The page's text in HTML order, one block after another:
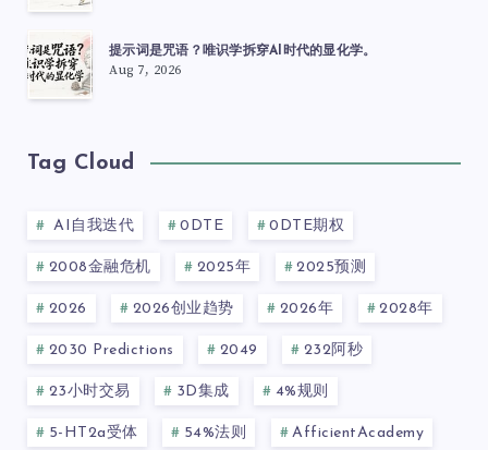
提示词是咒语？唯识学拆穿AI时代的显化学。
Aug 7, 2026
Tag Cloud
AI自我迭代 0DTE 0DTE期权
2008金融危机 2025年 2025预测
2026 2026创业趋势 2026年 2028年
2030 Predictions 2049 232阿秒
23小时交易 3D集成 4%规则
5-HT2a受体 54%法则 AfficientAcademy